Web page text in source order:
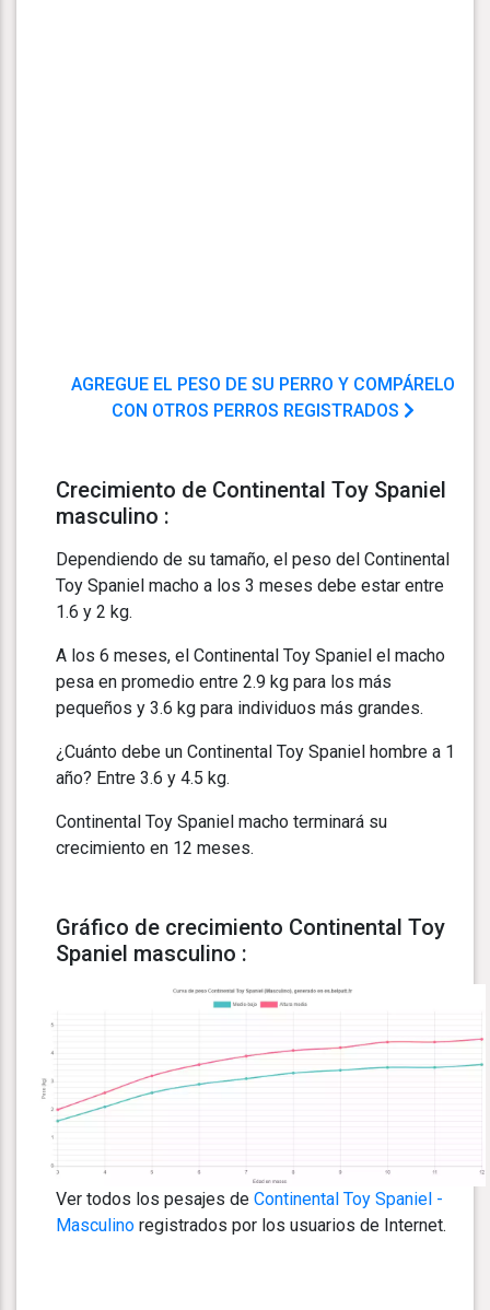
AGREGUE EL PESO DE SU PERRO Y COMPÁRELO
CON OTROS PERROS REGISTRADOS
Crecimiento de Continental Toy Spaniel
masculino :
Dependiendo de su tamaño, el peso del Continental
Toy Spaniel macho a los 3 meses debe estar entre
1.6 y 2 kg.
A los 6 meses, el Continental Toy Spaniel el macho
pesa en promedio entre 2.9 kg para los más
pequeños y 3.6 kg para individuos más grandes.
¿Cuánto debe un Continental Toy Spaniel hombre a 1
año? Entre 3.6 y 4.5 kg.
Continental Toy Spaniel macho terminará su
crecimiento en 12 meses.
Gráfico de crecimiento Continental Toy
Spaniel masculino :
Ver todos los pesajes de Continental Toy Spaniel -
Masculino registrados por los usuarios de Internet.